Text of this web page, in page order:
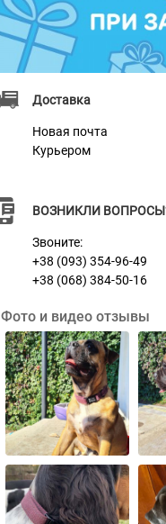
Доставка
Новая почта
Курьером
ВОЗНИКЛИ
Звоните:
+38 (093) 354-96-49
+38 (068) 384-50-16
Фото и видео отзывы